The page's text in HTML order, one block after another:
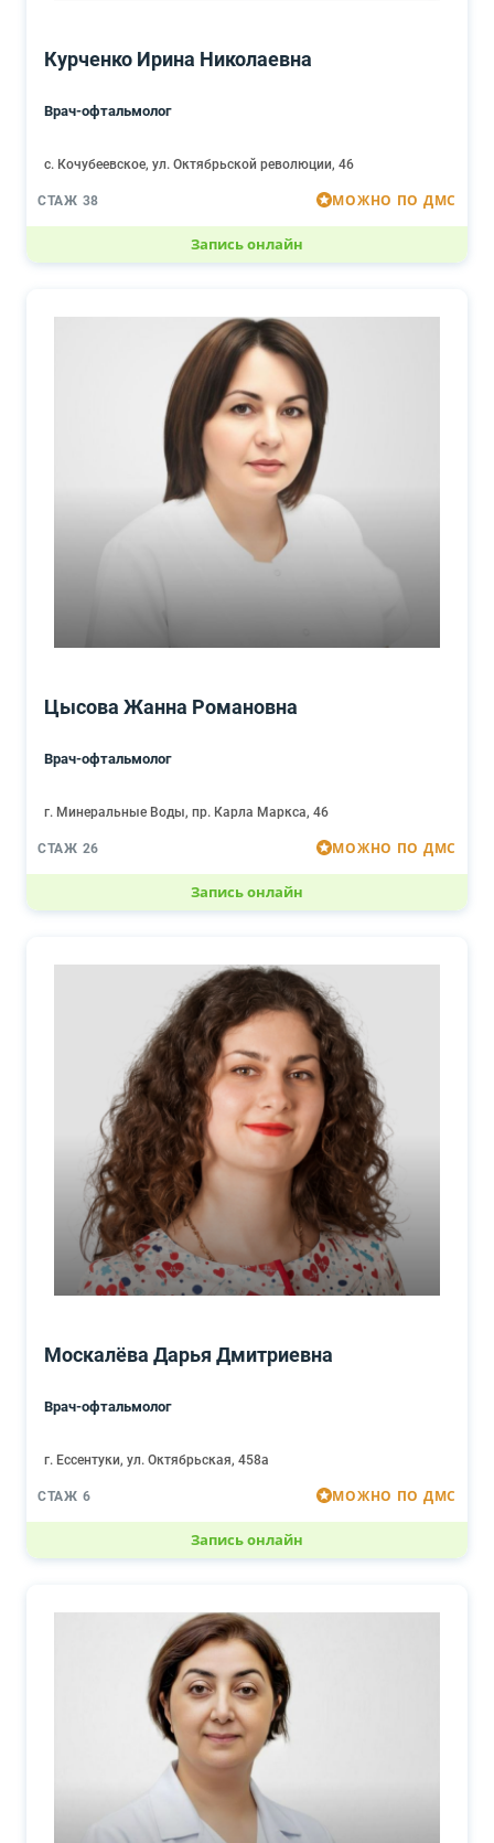
Курченко Ирина Николаевна
Врач-офтальмолог
с. Кочубеевское, ул. Октябрьской революции, 46
СТАЖ 38 МОЖНО ПО ДМС
Запись онлайн
Цысова Жанна Романовна
Врач-офтальмолог
г. Минеральные Воды, пр. Карла Маркса, 46
СТАЖ 26 МОЖНО ПО ДМС
Запись онлайн
Москалёва Дарья Дмитриевна
Врач-офтальмолог
г. Ессентуки, ул. Октябрьская, 458а
СТАЖ 6 МОЖНО ПО ДМС
Запись онлайн